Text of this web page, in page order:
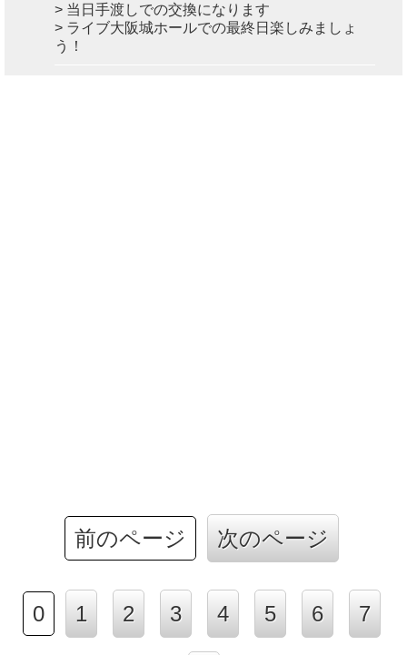
> 当日手渡しでの交換になります
> ライブ大阪城ホールでの最終日楽しみましょ
う！
前のページ 次のページ
0 1 2 3 4 5 6 7